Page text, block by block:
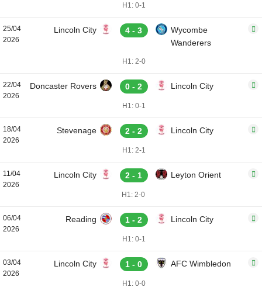
H1: 0-1
25/04
2026
Lincoln City 4 - 3
Wycombe
Wanderers
H1: 2-0
22/04
2026
Doncaster Rovers 0 - 2 Lincoln City
H1: 0-1
18/04
2026
Stevenage 2 - 2 Lincoln City
H1: 2-1
11/04
2026
Lincoln City 2 - 1 Leyton Orient
H1: 2-0
06/04
2026
Reading 1 - 2 Lincoln City
H1: 0-1
03/04
2026
Lincoln City 1 - 0 AFC Wimbledon
H1: 0-0